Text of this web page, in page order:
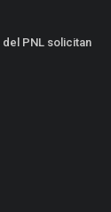
PNL solicitan